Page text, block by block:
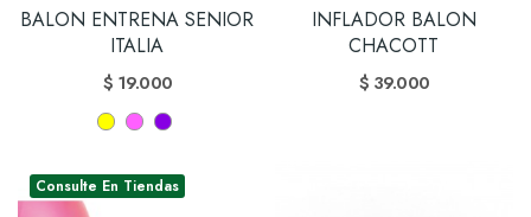
BALON ENTRENA SENIOR
ITALIA
$ 19.000
INFLADOR BALON
CHACOTT
$ 39.000
Consulte En Tiendas